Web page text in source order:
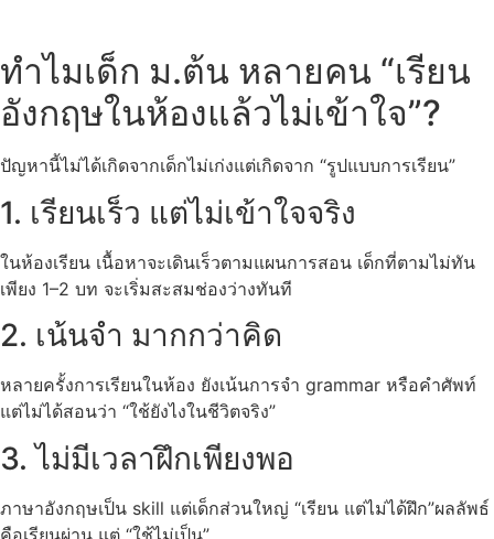
ทำไมเด็ก ม.ต้น หลายคน “เรียน
อังกฤษในห้องแล้วไม่เข้าใจ”?
ปัญหานี้ไม่ได้เกิดจากเด็กไม่เก่งแต่เกิดจาก “รูปแบบการเรียน”
1. เรียนเร็ว แต่ไม่เข้าใจจริง
ในห้องเรียน เนื้อหาจะเดินเร็วตามแผนการสอน เด็กที่ตามไม่ทัน
เพียง 1–2 บท จะเริ่มสะสมช่องว่างทันที
2. เน้นจำ มากกว่าคิด
หลายครั้งการเรียนในห้อง ยังเน้นการจำ grammar หรือคำศัพท์
แต่ไม่ได้สอนว่า “ใช้ยังไงในชีวิตจริง”
3. ไม่มีเวลาฝึกเพียงพอ
ภาษาอังกฤษเป็น skill แต่เด็กส่วนใหญ่ “เรียน แต่ไม่ได้ฝึก”ผลลัพธ์
คือเรียนผ่าน แต่ “ใช้ไม่เป็น”